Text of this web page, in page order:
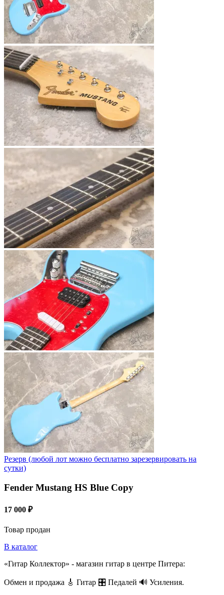
Резерв (любой лот можно бесплатно зарезервировать на
сутки)
Fender Mustang HS Blue Copy
17 000 ₽
Товар продан
В каталог
«Гитар Коллектор» - магазин гитар в центре Питера:
Обмен и продажа 🎸 Гитар 🎛 Педалей 🔊 Усиления.